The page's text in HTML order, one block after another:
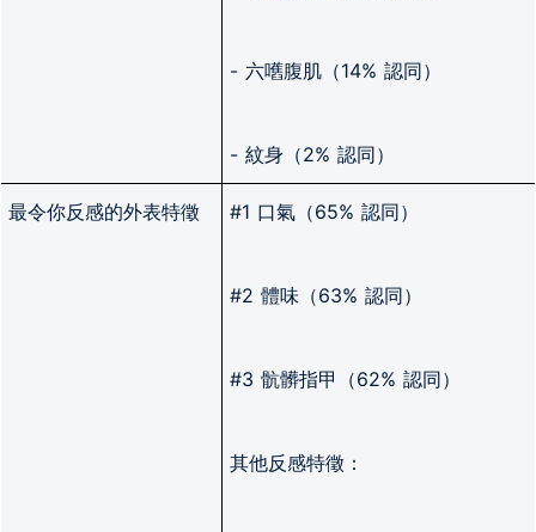
- 六嚿腹肌（14% 認同）
- 紋身（2% 認同）
最令你反感的外表特徵 #1 口氣（65% 認同）
#2 體味（63% 認同）
#3 骯髒指甲（62% 認同）
其他反感特徵：